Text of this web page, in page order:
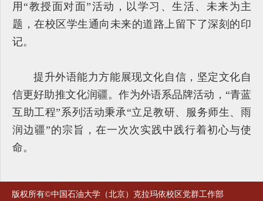
用“教授面对面”活动，以学习、生活、未来为主
题，在校区学生通向未来的道路上留下了深刻的印
记。
提升外语能力方能展现文化自信，坚定文化自
信更好助推文化润疆。作为外语系品牌活动，“青蓝
互助工程”系列活动秉承“立足教研、服务师生、雨
润边疆”的宗旨，在一次次实践中践行着初心与使
命。
版权所有©中国石油大学（北京）克拉玛依校区党群工作部